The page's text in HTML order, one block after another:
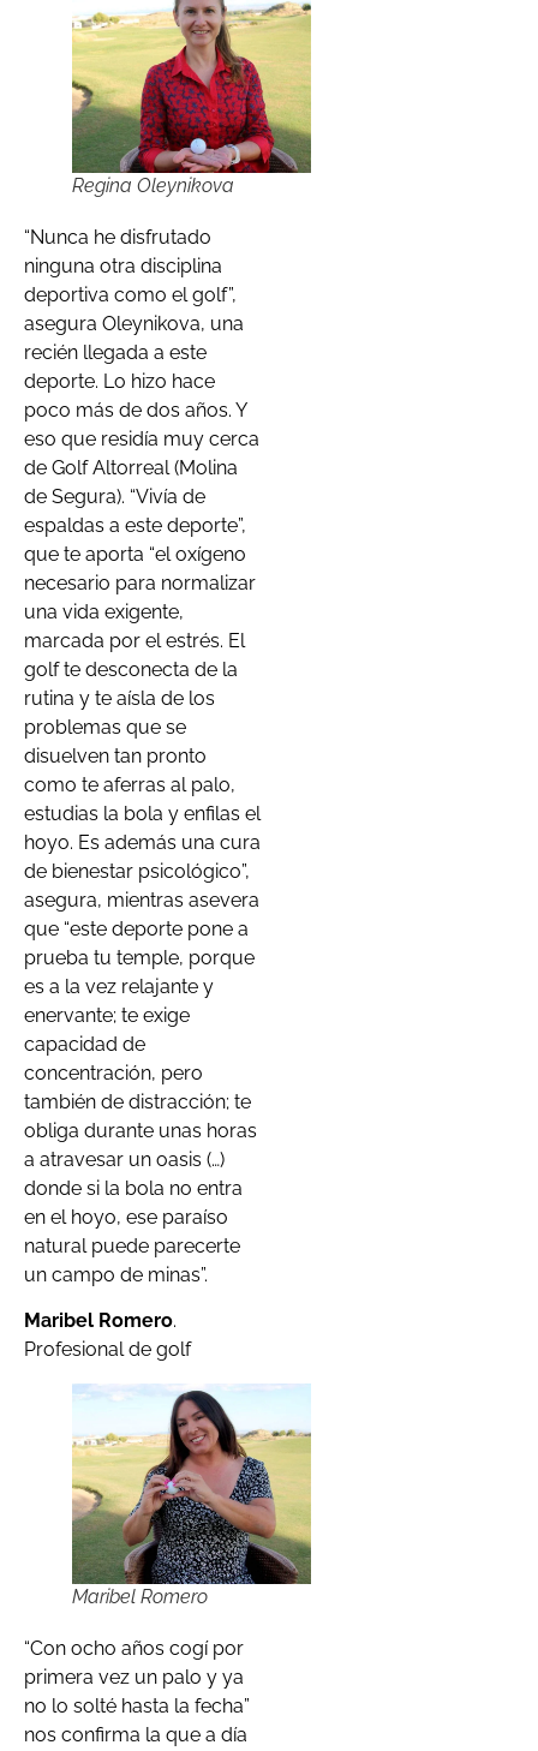
Regina Oleynikova
“Nunca he disfrutado
ninguna otra disciplina
deportiva como el golf”,
asegura Oleynikova, una
recién llegada a este
deporte. Lo hizo hace
poco más de dos años. Y
eso que residía muy cerca
de Golf Altorreal (Molina
de Segura). “Vivía de
espaldas a este deporte”,
que te aporta “el oxígeno
necesario para normalizar
una vida exigente,
marcada por el estrés. El
golf te desconecta de la
rutina y te aísla de los
problemas que se
disuelven tan pronto
como te aferras al palo,
estudias la bola y enfilas el
hoyo. Es además una cura
de bienestar psicológico”,
asegura, mientras asevera
que “este deporte pone a
prueba tu temple, porque
es a la vez relajante y
enervante; te exige
capacidad de
concentración, pero
también de distracción; te
obliga durante unas horas
a atravesar un oasis (…)
donde si la bola no entra
en el hoyo, ese paraíso
natural puede parecerte
un campo de minas”.
Maribel Romero.
Profesional de golf
Maribel Romero
“Con ocho años cogí por
primera vez un palo y ya
no lo solté hasta la fecha”
nos confirma la que a día